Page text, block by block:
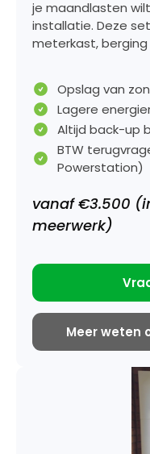
je maandlasten
installatie. Deze
meterkast,
Opslag van
Lagere
Altijd back-up
BTW
Powerstation)
vanaf €3.500
meerwerk)
Meer weten